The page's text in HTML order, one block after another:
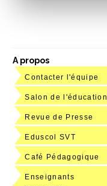
A propos
Contacter l'équipe
Salon de l'éducation
Revue de Presse
Eduscol SVT
Café Pédagogique
Enseignants